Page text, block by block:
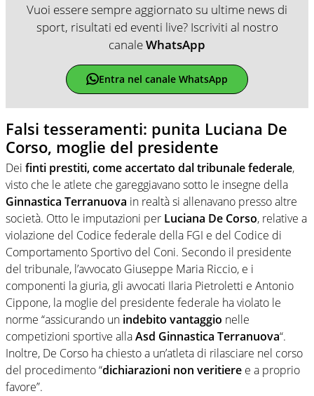
Vuoi essere sempre aggiornato su ultime news di
sport, risultati ed eventi live? Iscriviti al nostro
canaleWhatsApp
Entra nel canale WhatsApp
Falsi tesseramenti: punita Luciana De
Corso, moglie del presidente
Dei finti prestiti, come accertato dal tribunale federale,
visto che le atlete che gareggiavano sotto le insegne della
Ginnastica Terranuova in realtà si allenavano presso altre
società. Otto le imputazioni per Luciana De Corso, relative a
violazione del Codice federale della FGI e del Codice di
Comportamento Sportivo del Coni. Secondo il presidente
del tribunale, l’avvocato Giuseppe Maria Riccio, e i
componenti la giuria, gli avvocati Ilaria Pietroletti e Antonio
Cippone, la moglie del presidente federale ha violato le
norme “assicurando un indebito vantaggio nelle
competizioni sportive allaAsd Ginnastica Terranuova“.
Inoltre, De Corso ha chiesto a un’atleta di rilasciare nel corso
del procedimento “dichiarazioni non veritiere e a proprio
favore”.